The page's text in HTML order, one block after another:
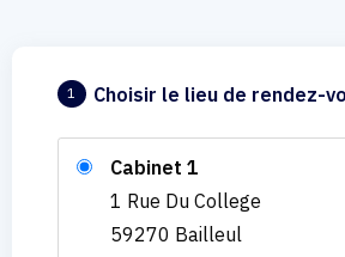
1 Choisir le lieu de rendez-
Cabinet 1
1 Rue Du College
59270 Bailleul